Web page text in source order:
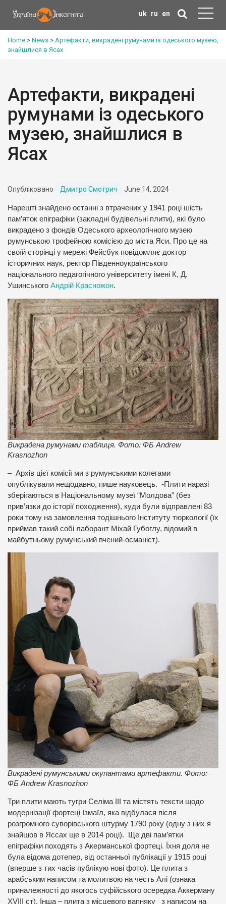
uk ru en
Home > News > Артефакти, викрадені румунами із одеського музею,
знайшлися в Ясах
Артефакти, викрадені
румунами із одеського
музею, знайшлися в
Ясах
Опубліковано Дмитро Смотрич June 14, 2024
Нарешті знайдено останні з втрачених у 1941 році шість
пам’яток епіграфіки (закладні будівельні плити), які було
викрадено з фондів Одеського археологічного музею
румунською трофейною комісією до міста Яси. Про це на
своїй сторінці у мережі Фейсбук повідомляє доктор
історичних наук, ректор Південноукраїнського
національного педагогічного університету імені К, Д.
Ушинського Андрій Красножон.
Викрадена румунами таблиця. Фото: ФБ Andrew
Krasnozhon
– Архів цієї комісії ми з румунськими колегами
опублікували нещодавно, пише науковець. -Плити наразі
зберігаються в Національному музеї “Молдова” (без
прив’язки до історії походження), куди були відправлені 83
роки тому на замовлення тодішнього Інституту тюркології (їх
приймав такий собі лаборант Міхай Губоглу, відомий в
майбутньому румунський вчений-османіст).
Викрадені румунськими окупантами артефакти. Фото:
ФБ Andrew Krasnozhon
Три плити мають тугри Селіма III та містять тексти щодо
модернізації фортеці Ізмаїл, яка відбулася після
розгромного суворівського штурму 1790 року (одну з них я
знайшов в Яссах ще в 2014 році). Ще дві пам’ятки
епіграфіки походять з Акерманської фортеці. Їхня доля не
була відома дотепер, від останньої публікації у 1915 році
(вперше з тих часів публікую нові фото). Це плита з
арабським написом та молитвою на честь Алі (ознака
приналежності до якогось суфійського осередка Аккерману
XVIII ст). Інша – плита з місцевого вапняку з написом на